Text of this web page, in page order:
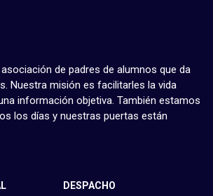
de padres de alumnos que da
Nuestra misión es facilitarles la vida
información objetiva. También estamos
los días y nuestras puertas están
DESPACHO